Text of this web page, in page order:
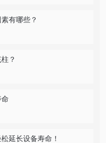
有哪些？
？
延长设备寿命！